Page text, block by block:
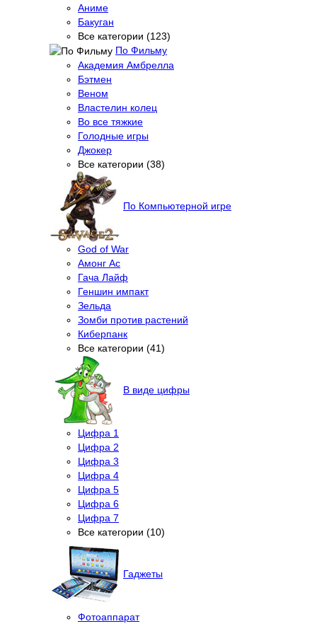
Аниме
Бакуган
Все категории (123)
По Фильму
Академия Амбрелла
Бэтмен
Веном
Властелин колец
Во все тяжкие
Голодные игры
Джокер
Все категории (38)
По Компьютерной игре
God of War
Амонг Ас
Гача Лайф
Геншин импакт
Зельда
Зомби против растений
Киберпанк
Все категории (41)
В виде цифры
Цифра 1
Цифра 2
Цифра 3
Цифра 4
Цифра 5
Цифра 6
Цифра 7
Все категории (10)
Гаджеты
Фотоаппарат